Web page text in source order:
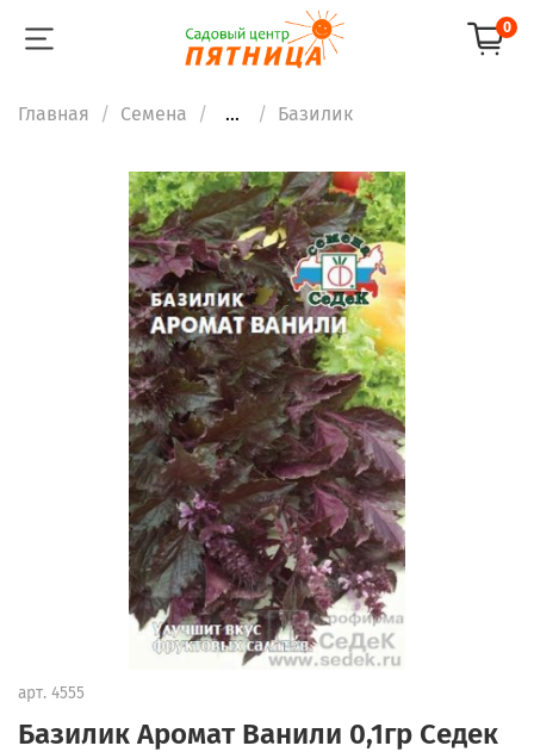
0
Главная Семена ... Базилик
арт. 4555
Базилик Аромат Ванили 0,1гр Седек